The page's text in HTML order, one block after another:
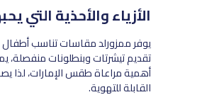
الأزياء والأحذية التي
يوفر ممزورلد مقاسات تناسب أطفال
تقديم تيشرتات وبنطلونات
أهمية مراعاة طقس الإمارات، لذا
القابلة للتهوية.